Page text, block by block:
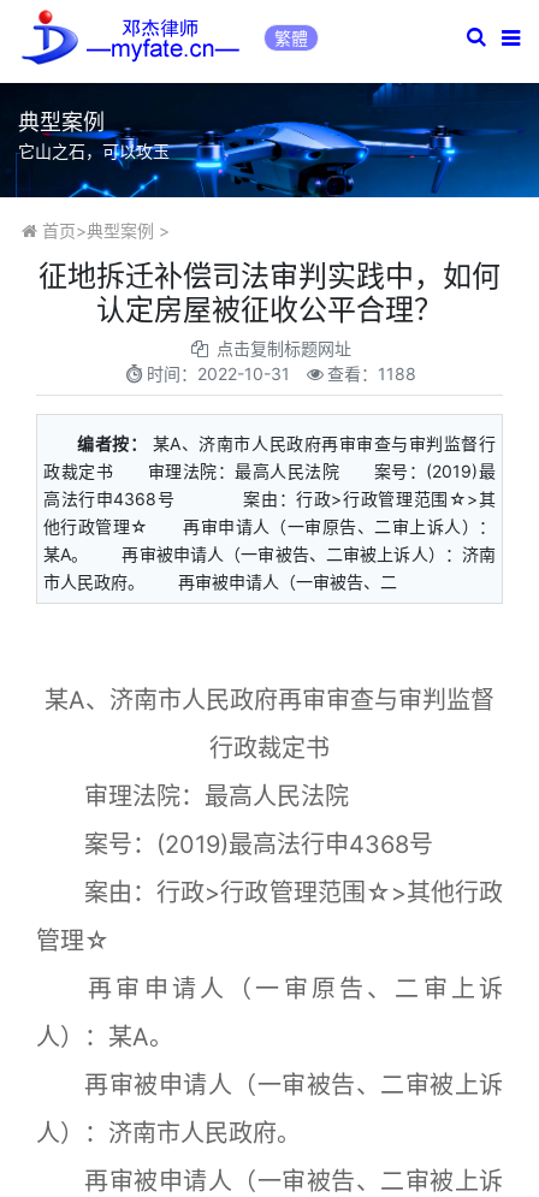
繁體
典型案例
它山之石，可以攻玉
首页>典型案例 >
征地拆迁补偿司法审判实践中，如何
认定房屋被征收公平合理？
点击复制标题网址
时间： 2022-10-31 查看：1188
编者按：
某A、济南市人民政府再审审查与审判监督行
政裁定书 审理法院：最高人民法院 案号：(2019)最
高法行申4368号 案由：行政>行政管理范围☆>其
他行政管理☆ 再审申请人（一审原告、二审上诉人）：
某A。 再审被申请人（一审被告、二审被上诉人）：济南
市人民政府。 再审被申请人（一审被告、二
某A、济南市人民政府再审审查与审判监督
行政裁定书
审理法院：最高人民法院
案号：(2019)最高法行申4368号
案由：行政>行政管理范围☆>其他行政
管理☆
再审申请人（一审原告、二审上诉
人）：某A。
再审被申请人（一审被告、二审被上诉
人）：济南市人民政府。
再审被申请人（一审被告、二审被上诉